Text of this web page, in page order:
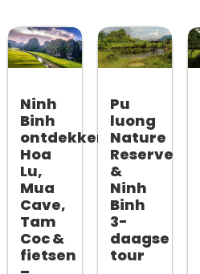
Ninh
Binh
ontdekken:
Hoa
Lu,
Mua
Cave,
Tam
Coc &
fietsen
Pu
luong
Nature
Reserve
&
Ninh
Binh
3-
daagse
tour